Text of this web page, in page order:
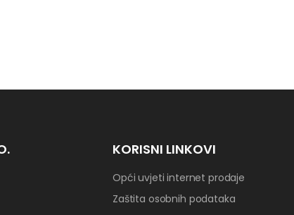
KORISNI LINKOVI
Opći uvjeti internet prodaje
Zaštita osobnih podataka